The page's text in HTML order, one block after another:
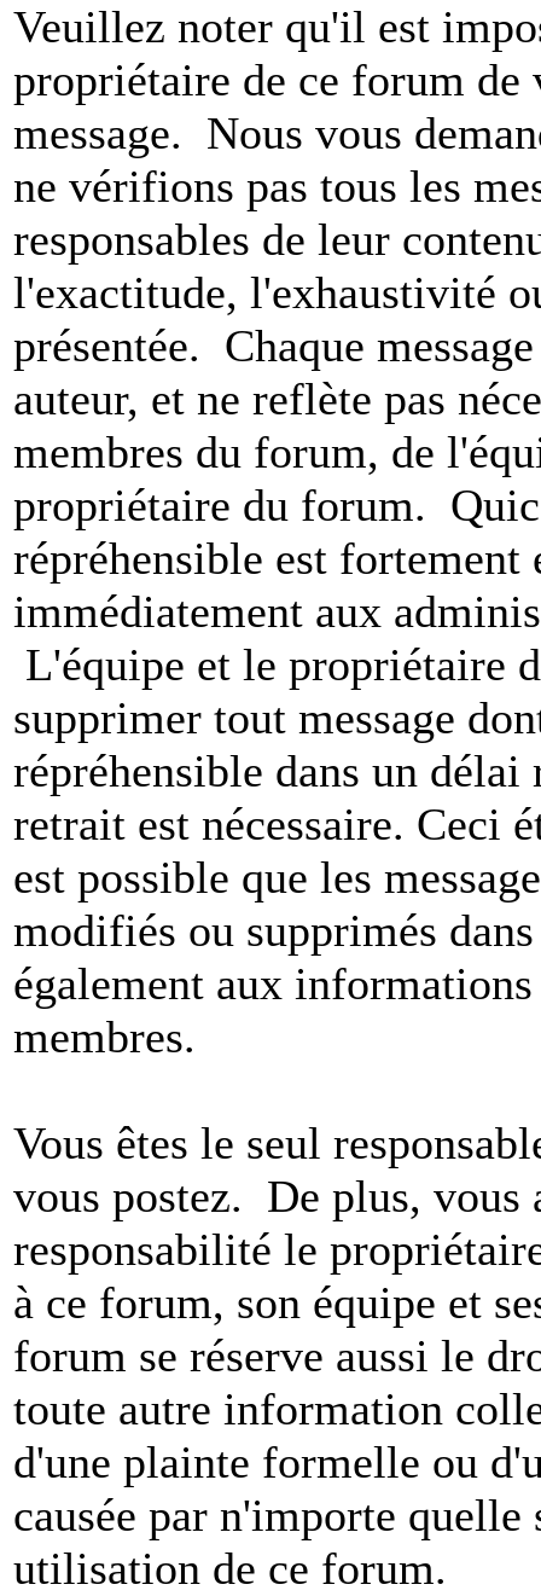
Veuillez noter qu'il est
propriétaire de ce forum
message. Nous vous
ne vérifions pas tous les
responsables de leur
l'exactitude, l'exhaustivité
présentée. Chaque
auteur, et ne reflète pas
membres du forum, de
propriétaire du forum.
répréhensible est
immédiatement aux
L'équipe et le propriétaire
supprimer tout message
répréhensible dans un
retrait est nécessaire. Ceci
est possible que les
modifiés ou supprimés
également aux
membres.
Vous êtes le seul
vous postez. De plus, vous
responsabilité le
à ce forum, son équipe et
forum se réserve aussi le
toute autre information
d'une plainte formelle ou
causée par n'importe
utilisation de ce forum.